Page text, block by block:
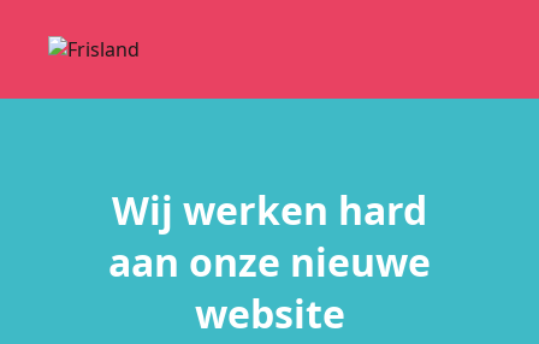
Wij werken hard
aan onze nieuwe
website